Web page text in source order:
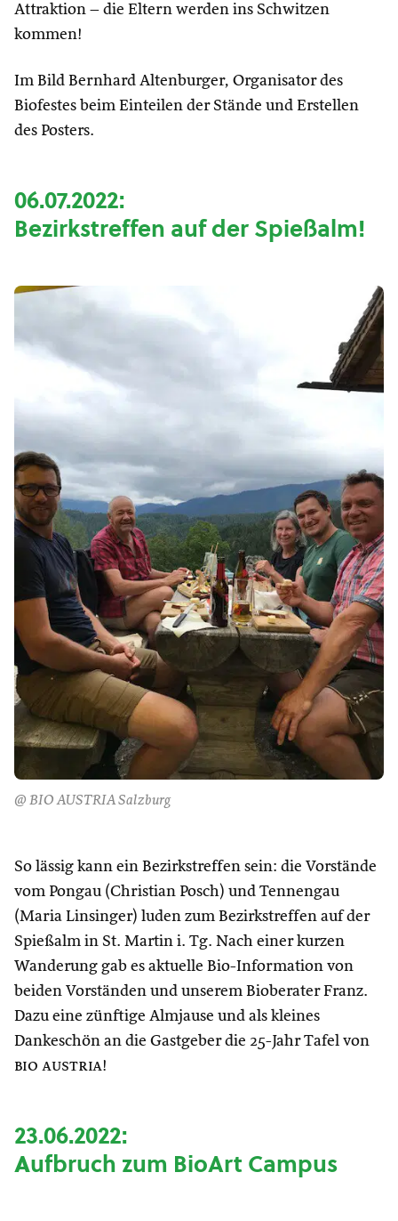
Attraktion – die Eltern werden ins Schwitzen
kommen!
Im Bild Bernhard Altenburger, Organisator des
Biofestes beim Einteilen der Stände und Erstellen
des Posters.
06.07.2022:
Bezirkstreffen auf der Spießalm!
@ BIO AUSTRIA Salzburg
So lässig kann ein Bezirkstreffen sein: die Vorstände
vom Pongau (Christian Posch) und Tennengau
(Maria Linsinger) luden zum Bezirkstreffen auf der
Spießalm in St. Martin i. Tg. Nach einer kurzen
Wanderung gab es aktuelle Bio-Information von
beiden Vorständen und unserem Bioberater Franz.
Dazu eine zünftige Almjause und als kleines
Dankeschön an die Gastgeber die 25-Jahr Tafel von
bio austria!
23.06.2022:
Aufbruch zum BioArt Campus